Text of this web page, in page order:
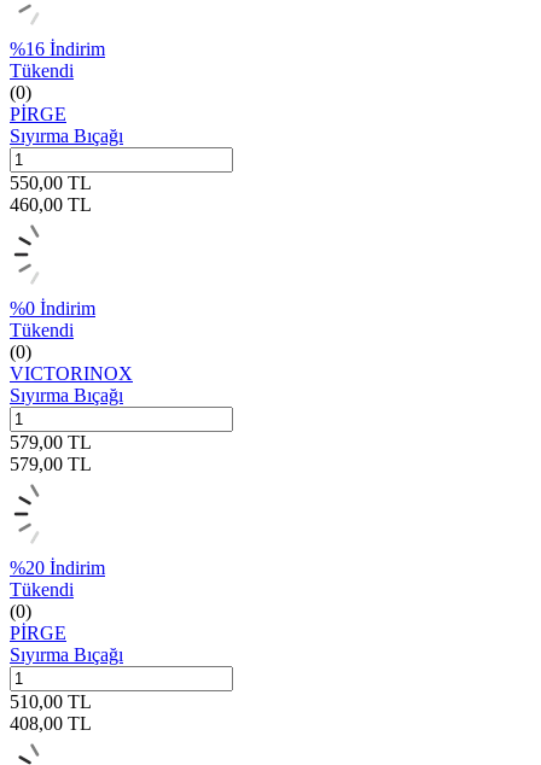
%16 İndirim
Tükendi
(0)
PİRGE
Sıyırma Bıçağı
550,00 TL
460,00 TL
%0 İndirim
Tükendi
(0)
VICTORINOX
Sıyırma Bıçağı
579,00 TL
579,00 TL
%20 İndirim
Tükendi
(0)
PİRGE
Sıyırma Bıçağı
510,00 TL
408,00 TL